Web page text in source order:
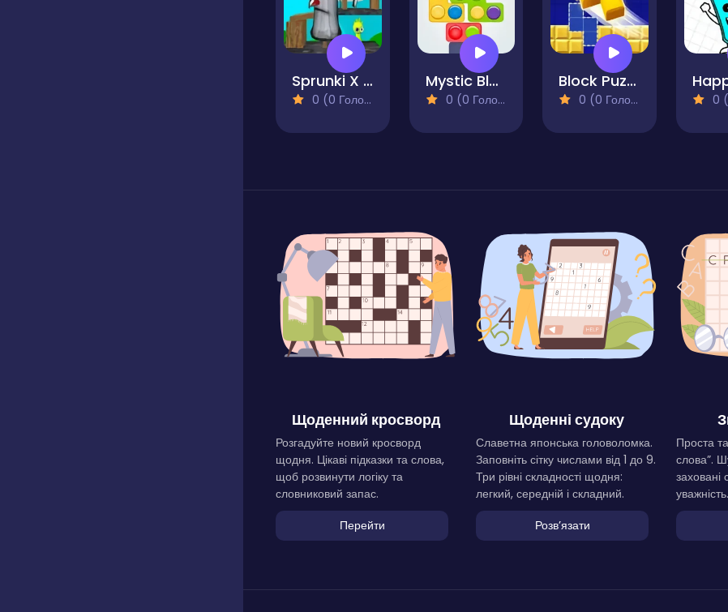
Sprunki X Granny Incredibox
0 (0 Голосів)
Mystic Blocks Match
0 (0 Голосів)
Block Puzzle Legend
0 (0 Голосів) 0
Щоденний кросворд
Розгадуйте новий кросворд
щодня. Цікаві підказки та слова,
щоб розвинути логіку та
словниковий запас.
Перейти
Щоденні судоку
Славетна японська головоломка.
Заповніть сітку числами від 1 до 9.
Три рівні складності щодня:
легкий, середній і складний.
Розвʼязати
Проста
слова”.
заховані
уважність.